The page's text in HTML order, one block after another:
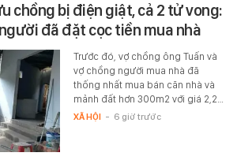
chồng bị điện giật, cả 2 tử vong:
đã đặt cọc tiền mua nhà
Trước đó, vợ chồng ông Tuấn và
vợ chồng người mua nhà đã
thống nhất mua bán căn nhà và
mảnh đất hơn 300m2 với giá 2,2…
XÃ HỘI - 6 giờ trước